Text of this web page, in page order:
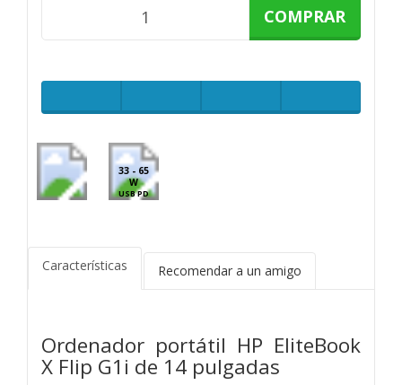
COMPRAR
33 - 65
W
USB PD
Características Recomendar a un amigo
Ordenador portátil HP EliteBook
X Flip G1i de 14 pulgadas